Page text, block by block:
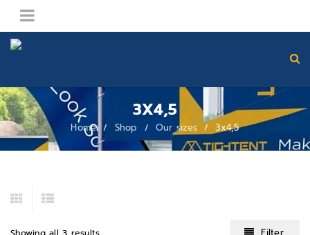
3X4,5
Home / Shop / Our sizes / 3x4,5